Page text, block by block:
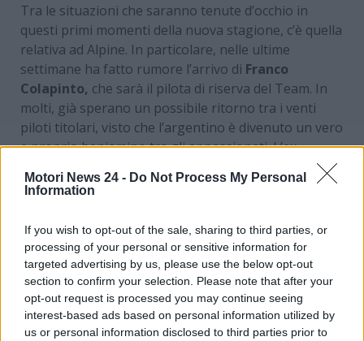
Motori News 24 - Do Not Process My Personal
Information
If you wish to opt-out of the sale, sharing to third parties, or
processing of your personal or sensitive information for
targeted advertising by us, please use the below opt-out
section to confirm your selection. Please note that after your
opt-out request is processed you may continue seeing
interest-based ads based on personal information utilized by
us or personal information disclosed to third parties prior to
Tra le situazioni che saranno tenute d’occhio in
questi primi momenti della nuova stagione, c’è quella
relativa ad Alpine. In particolare, nelle ultime
settimane ha fatto rumore l’arrivo di Franco
Colapinto, che sarà il pilota di riserva del Team. In
molti, già sperano un possibile ritorno tra i venti
piloti titolari, visto che l’argentino è divenuto un vero
e proprio beniamino tra gli appassionati. L’ex
Doohan, che il sedile invece lo ha già. Posto che però
ultimi tempi ha aperto anche a un possibile ribaltone
nel caso in cui il pilota australiano (che a Melbourne
correrà in casa, ndr) dovesse deludere nella prima
fase della nuova annata ormai dietro l’angolo.
Formula Uno, Ralf